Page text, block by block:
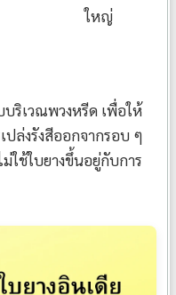
ใหญ่
ริเวณพวงหรีด เพื่อให้
ล่งรังสีออกจากรอบ ๆ
ใช้ใบยางขึ้นอยู่กับการ